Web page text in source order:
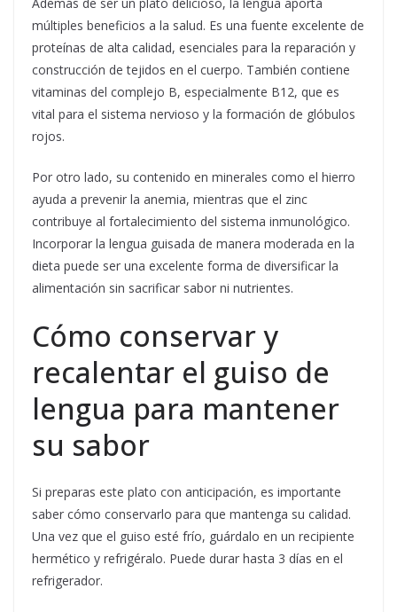
múltiples beneficios a la salud. Es una fuente excelente de
proteínas de alta calidad, esenciales para la reparación y
construcción de tejidos en el cuerpo. También contiene
vitaminas del complejo B, especialmente B12, que es
vital para el sistema nervioso y la formación de glóbulos
rojos.
Por otro lado, su contenido en minerales como el hierro
ayuda a prevenir la anemia, mientras que el zinc
contribuye al fortalecimiento del sistema inmunológico.
Incorporar la lengua guisada de manera moderada en la
dieta puede ser una excelente forma de diversificar la
alimentación sin sacrificar sabor ni nutrientes.
Cómo conservar y
recalentar el guiso de
lengua para mantener
su sabor
Si preparas este plato con anticipación, es importante
saber cómo conservarlo para que mantenga su calidad.
Una vez que el guiso esté frío, guárdalo en un recipiente
hermético y refrigéralo. Puede durar hasta 3 días en el
refrigerador.